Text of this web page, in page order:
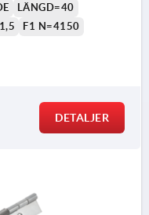
LÄNGD=40
F1 N=4150
DETALJER